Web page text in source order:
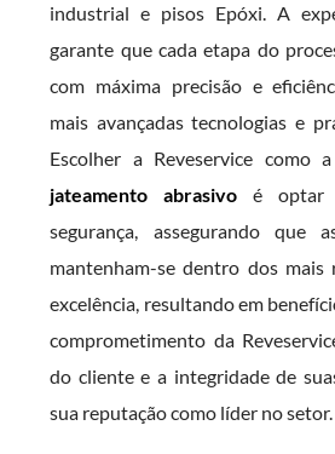
industrial e pisos Epóxi. A
garante que cada etapa do
com máxima precisão e
mais avançadas tecnologias e
Escolher a Reveservice como
jateamento abrasivoé optar
segurança, assegurando que
mantenham-se dentro dos mais
excelência, resultando em
comprometimento da
do cliente e a integridade de
sua reputação como líder no setor.